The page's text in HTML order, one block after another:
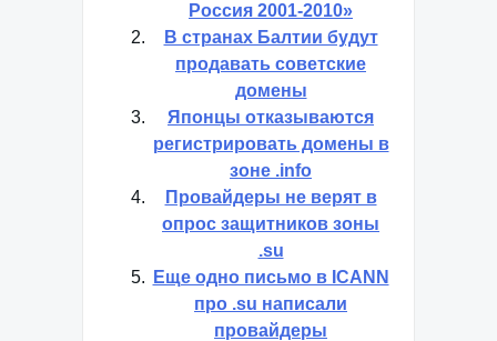
Россия 2001-2010»
В странах Балтии будут
продавать советские
домены
Японцы отказываются
регистрировать домены в
зоне .info
Провайдеры не верят в
опрос защитников зоны
.su
Еще одно письмо в ICANN
про .su написали
провайдеры